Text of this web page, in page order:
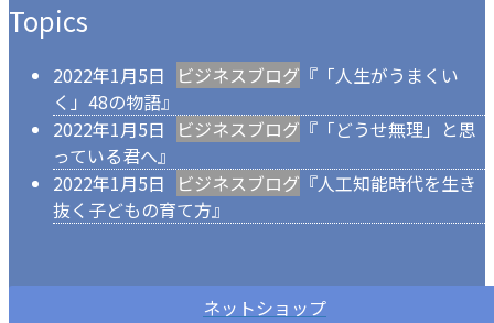
Topics
2022年1月5日 ビジネスブログ 『「人生がうまくい
く」48の物語』
2022年1月5日
ビジネスブログ 『「どうせ無理」と思
っている君へ』
2022年1月5日
ビジネスブログ 『人工知能時代を生き
抜く子どもの育て方』
ネットショップ